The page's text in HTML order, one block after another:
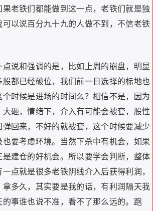
果老铁们都能做到这一点，老铁们就是独
可以说百分九十九的人做不到，不信老铁
说和强调的是，比如上周的崩盘，明显
股都已经破位，我们前一日选择的标地也
时候是进场的时间么？相信不是，因为
砸，情绪下，介入有可能会被套，股性
回来，不好的就被套，这个时候要减少
要考虑环境。当然下杀中有机会，如果
是建仓的好机会。所以要学会判断，整体
点就是很多老铁阴线介入后获得利润，
拿多久，其实要是我的话，有利润隔天我
事谁也说不准，看不了那么远的。跑